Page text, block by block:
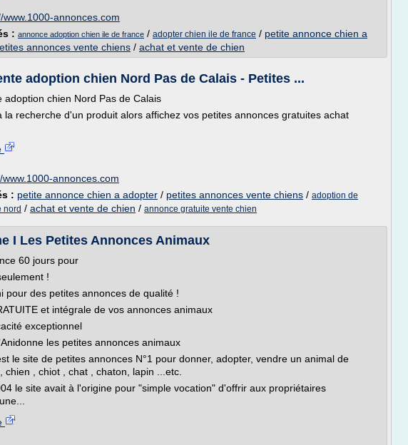
www.1000-annonces.com
: annonce adoption chien ile de france / adopter chien ile de france / petite annonce chien a
annonces vente chiens / achat et vente de chien
adoption chien Nord Pas de Calais - Petites ...
adoption chien Nord Pas de Calais
la recherche d'un produit alors affichez vos petites annonces gratuites achat
www.1000-annonces.com
: petite annonce chien a adopter / petites annonces vente chiens / adoption de
nord / achat et vente de chien / annonce gratuite vente chien
I Les Petites Annonces Animaux
60 jours pour
!
pour des petites annonces de qualité !
et intégrale de vos annonces animaux
exceptionnel
les petites annonces animaux
le site de petites annonces N°1 pour donner, adopter, vendre un animal de
chien , chiot , chat , chaton, lapin ...etc.
le site avait à l'origine pour "simple vocation" d'offrir aux propriétaires